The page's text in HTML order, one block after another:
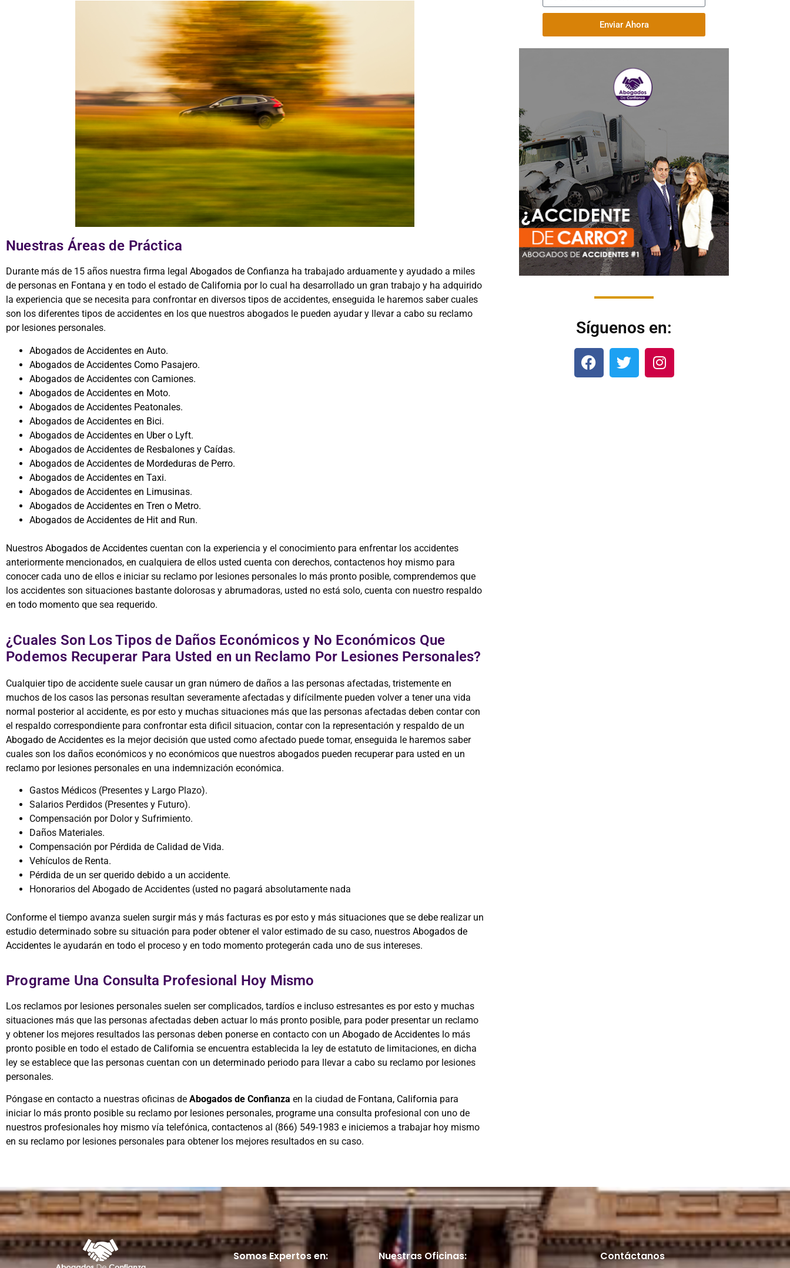
Nuestras Áreas de Práctica
Durante más de 15 años nuestra firma legal Abogados de Confianza ha trabajado arduamente y ayudado a miles
de personas en Fontana y en todo el estado de California por lo cual ha desarrollado un gran trabajo y ha adquirido
la experiencia que se necesita para confrontar en diversos tipos de accidentes, enseguida le haremos saber cuales
son los diferentes tipos de accidentes en los que nuestros abogados le pueden ayudar y llevar a cabo su reclamo
por lesiones personales.
Abogados de Accidentes en Auto.
Abogados de Accidentes Como Pasajero.
Abogados de Accidentes con Camiones.
Abogados de Accidentes en Moto.
Abogados de Accidentes Peatonales.
Abogados de Accidentes en Bici.
Abogados de Accidentes en Uber o Lyft.
Abogados de Accidentes de Resbalones y Caídas.
Abogados de Accidentes de Mordeduras de Perro.
Abogados de Accidentes en Taxi.
Abogados de Accidentes en Limusinas.
Abogados de Accidentes en Tren o Metro.
Abogados de Accidentes de Hit and Run.
Nuestros Abogados de Accidentes cuentan con la experiencia y el conocimiento para enfrentar los accidentes
anteriormente mencionados, en cualquiera de ellos usted cuenta con derechos, contactenos hoy mismo para
conocer cada uno de ellos e iniciar su reclamo por lesiones personales lo más pronto posible, comprendemos que
los accidentes son situaciones bastante dolorosas y abrumadoras, usted no está solo, cuenta con nuestro respaldo
en todo momento que sea requerido.
¿Cuales Son Los Tipos de Daños Económicos y No Económicos Que
Podemos Recuperar Para Usted en un Reclamo Por Lesiones Personales?
Cualquier tipo de accidente suele causar un gran número de daños a las personas afectadas, tristemente en
muchos de los casos las personas resultan severamente afectadas y difícilmente pueden volver a tener una vida
normal posterior al accidente, es por esto y muchas situaciones más que las personas afectadas deben contar con
el respaldo correspondiente para confrontar esta dificil situacion, contar con la representación y respaldo de un
Abogado de Accidentes es la mejor decisión que usted como afectado puede tomar, enseguida le haremos saber
cuales son los daños económicos y no económicos que nuestros abogados pueden recuperar para usted en un
reclamo por lesiones personales en una indemnización económica.
Gastos Médicos (Presentes y Largo Plazo).
Salarios Perdidos (Presentes y Futuro).
Compensación por Dolor y Sufrimiento.
Daños Materiales.
Compensación por Pérdida de Calidad de Vida.
Vehículos de Renta.
Pérdida de un ser querido debido a un accidente.
Honorarios del Abogado de Accidentes (usted no pagará absolutamente nada
Conforme el tiempo avanza suelen surgir más y más facturas es por esto y más situaciones que se debe realizar un
estudio determinado sobre su situación para poder obtener el valor estimado de su caso, nuestros Abogados de
Accidentes le ayudarán en todo el proceso y en todo momento protegerán cada uno de sus intereses.
Programe Una Consulta Profesional Hoy Mismo
Los reclamos por lesiones personales suelen ser complicados, tardíos e incluso estresantes es por esto y muchas
situaciones más que las personas afectadas deben actuar lo más pronto posible, para poder presentar un reclamo
y obtener los mejores resultados las personas deben ponerse en contacto con un Abogado de Accidentes lo más
pronto posible en todo el estado de California se encuentra establecida la ley de estatuto de limitaciones, en dicha
ley se establece que las personas cuentan con un determinado periodo para llevar a cabo su reclamo por lesiones
personales.
Póngase en contacto a nuestras oficinas de Abogados de Confianza en la ciudad de Fontana, California para
iniciar lo más pronto posible su reclamo por lesiones personales, programe una consulta profesional con uno de
nuestros profesionales hoy mismo vía telefónica, contactenos al (866) 549-1983 e iniciemos a trabajar hoy mismo
en su reclamo por lesiones personales para obtener los mejores resultados en su caso.
Enviar Ahora
Síguenos en:
Somos Expertos en: Nuestras Oficinas: Contáctanos